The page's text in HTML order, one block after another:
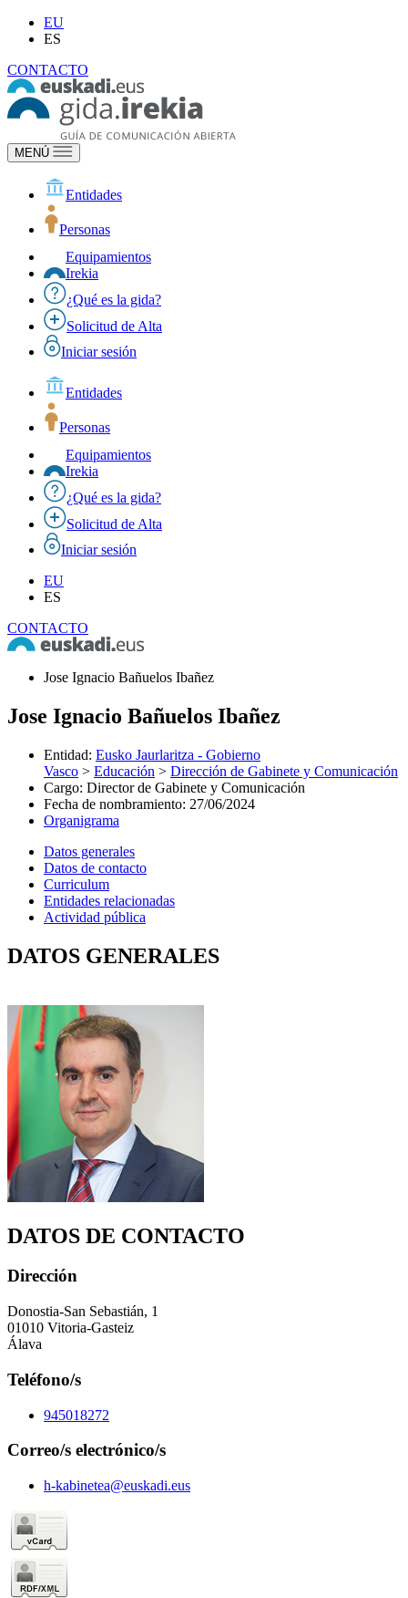
EU
ES
CONTACTO
MENÚ
Entidades
Personas
Equipamientos
Irekia
¿Qué es la gida?
Solicitud de Alta
Iniciar sesión
Entidades
Personas
Equipamientos
Irekia
¿Qué es la gida?
Solicitud de Alta
Iniciar sesión
EU
ES
CONTACTO
Jose Ignacio Bañuelos Ibañez
Jose Ignacio Bañuelos Ibañez
Entidad: Eusko Jaurlaritza - Gobierno
Vasco > Educación > Dirección de Gabinete y Comunicación
Cargo: Director de Gabinete y Comunicación
Fecha de nombramiento: 27/06/2024
Organigrama
Datos generales
Datos de contacto
Curriculum
Entidades relacionadas
Actividad pública
DATOS GENERALES
DATOS DE CONTACTO
Dirección
Donostia-San Sebastián, 1
01010 Vitoria-Gasteiz
Álava
Teléfono/s
945018272
Correo/s electrónico/s
h-kabinetea@euskadi.eus